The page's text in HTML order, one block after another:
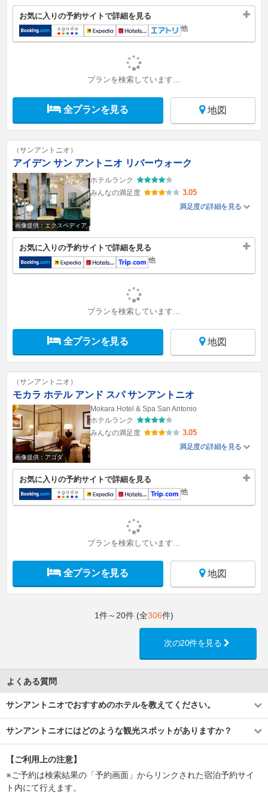
お気に入りの予約サイトで詳細を見る
他
プランを検索しています…
全プランを見る 地図
（サンアントニオ）
アイデン サン アントニオ リバーウォーク
画像提供：エクスペディア
ホテルランク
みんなの満足度
3.05
満足度の詳細を見る
お気に入りの予約サイトで詳細を見る
他
プランを検索しています…
全プランを見る 地図
（サンアントニオ）
モカラ ホテル アンド スパ サンアントニオ
画像提供：アゴダ
Mokara Hotel & Spa San Antonio
ホテルランク
みんなの満足度
3.05
満足度の詳細を見る
お気に入りの予約サイトで詳細を見る
他
プランを検索しています…
全プランを見る 地図
1件～20件 (全306件)
次の20件を見る
よくある質問
サンアントニオでおすすめのホテルを教えてください。
サンアントニオにはどのような観光スポットがありますか？
【ご利用上の注意】
※ご予約は検索結果の「予約画面」からリンクされた宿泊予約サイ
ト内にて行えます。